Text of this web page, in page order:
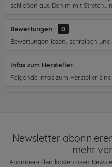
schließen aus Denim mit Stretch...
Bewertungen
0
Bewertungen lesen, schreiben und
Infos zum Hersteller
Folgende Infos zum Hersteller sind
Newsletter
mehr
Abonniere den kostenlosen